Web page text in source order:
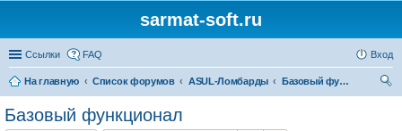
sarmat-soft.ru
Ссылки FAQ Вход
На главную Список форумов ASUL-Ломбарды
Базовый функционал
Базовый функционал